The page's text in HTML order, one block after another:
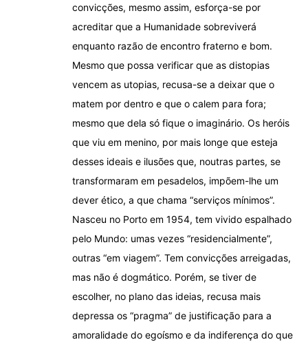
convicções, mesmo assim, esforça-se por
acreditar que a Humanidade sobreviverá
enquanto razão de encontro fraterno e bom.
Mesmo que possa verificar que as distopias
vencem as utopias, recusa-se a deixar que o
matem por dentro e que o calem para fora;
mesmo que dela só fique o imaginário. Os heróis
que viu em menino, por mais longe que esteja
desses ideais e ilusões que, noutras partes, se
transformaram em pesadelos, impõem-lhe um
dever ético, a que chama “serviços mínimos”.
Nasceu no Porto em 1954, tem vivido espalhado
pelo Mundo: umas vezes “residencialmente”,
outras “em viagem”. Tem convicções arreigadas,
mas não é dogmático. Porém, se tiver de
escolher, no plano das ideias, recusa mais
depressa os “pragma” de justificação para a
amoralidade do egoísmo e da indiferença do que